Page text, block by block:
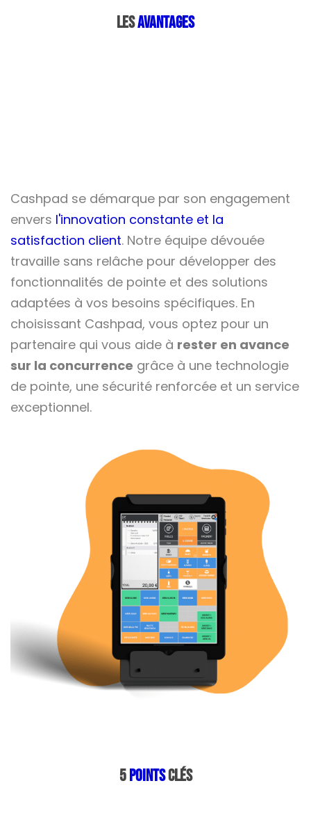
LESAVANTAGES
Cashpad se démarque par son engagement
envers l'innovation constante et la
satisfaction client. Notre équipe dévouée
travaille sans relâche pour développer des
fonctionnalités de pointe et des solutions
adaptées à vos besoins spécifiques. En
choisissant Cashpad, vous optez pour un
partenaire qui vous aide à rester en avance
sur la concurrence grâce à une technologie
de pointe, une sécurité renforcée et un service
exceptionnel.
5pointsclés